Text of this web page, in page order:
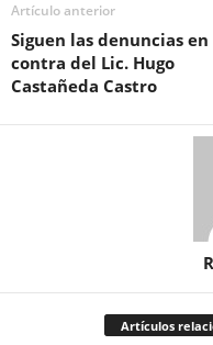
Artículo anterior
Siguen las denuncias en
contra del Lic. Hugo
Castañeda Castro
Artículos